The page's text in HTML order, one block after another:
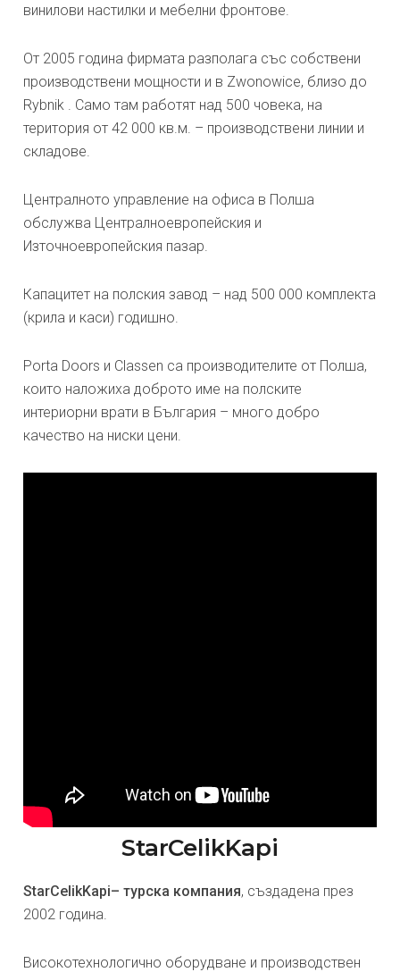
винилови настилки и мебелни фронтове.
От 2005 година фирмата разполага със собствени
производствени мощности и в Zwonowice, близо до
Rybnik . Само там работят над 500 човека, на
територия от 42 000 кв.м. – производствени линии и
складове.
Централното управление на офиса в Полша
обслужва Централноевропейския и
Източноевропейския пазар.
Капацитет на полския завод – над 500 000 комплекта
(крила и каси) годишно.
Porta Doors и Classen са производителите от Полша,
които наложиха доброто име на полските
интериорни врати в България – много добро
качество на ниски цени.
StarCelikKapi
StarCelikKapi– турска компания, създадена през
2002 година.
Високотехнологично оборудване и производствен